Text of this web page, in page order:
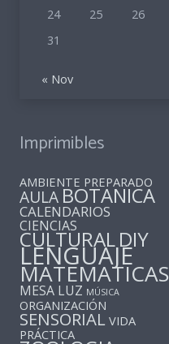
24
25 26
31
« Nov
Imprimibles
AMBIENTE PREPARADO
AULABOTANICA
CALENDARIOS
CIENCIAS
CULTURALDIY
LENGUAJE
MATEMATICAS
MESA LUZ MÚSICA
ORGANIZACIÓN
SENSORIAL VIDA
PRÁCTICA